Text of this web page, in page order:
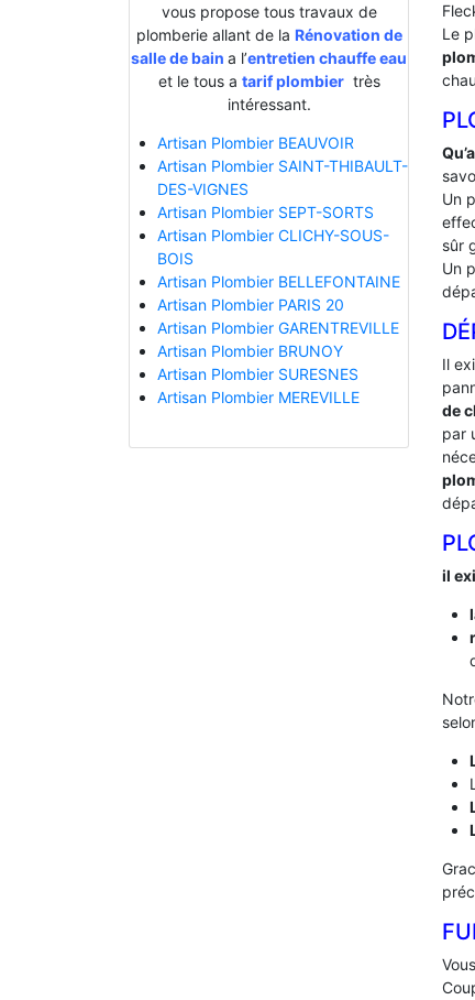
vous propose tous travaux de
plomberie allant de la Rénovation de
salle de bain a l’entretien chauffe eau
et le tous a tarif plombiertrès
intéressant.
Artisan Plombier BEAUVOIR
Artisan Plombier SAINT-THIBAULT-
DES-VIGNES
Artisan Plombier SEPT-SORTS
Artisan Plombier CLICHY-SOUS-
BOIS
Artisan Plombier BELLEFONTAINE
Artisan Plombier PARIS 20
Artisan Plombier GARENTREVILLE
Artisan Plombier BRUNOY
Artisan Plombier SURESNES
Artisan Plombier MEREVILLE
Le
Un
sûr
Un
Il
de
par
il